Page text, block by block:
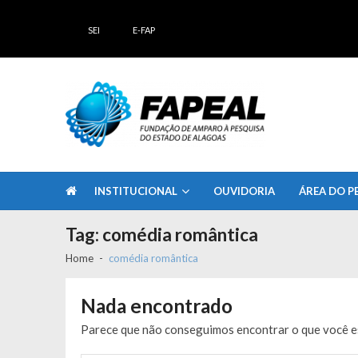
SEI E-FAP
INSTITUCIONAL OUVIDORIA ÁREA DO
Tag: comédia romântica
Home comédia romântica
Nada encontrado
Parece que não conseguimos encontrar o que você